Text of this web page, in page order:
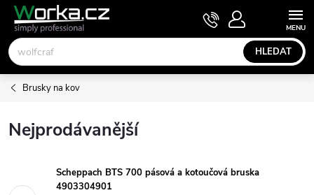
Přejít
obsah
HLEDAT
NÁKUPNÍ
KOŠÍK
Brusky na kov
Nejprodávanější
Scheppach BTS 700 pásová a kotoučová bruska
4903304901